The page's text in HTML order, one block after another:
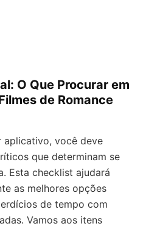
O Que Procurar em
de Romance
aplicativo, você deve
que determinam se
Esta checklist ajudará
as melhores opções
de tempo com
Vamos aos itens